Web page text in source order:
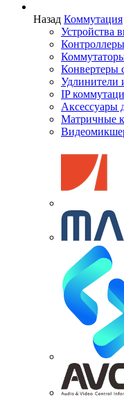
Назад Коммутация
Устройства
Конвертеры
Удлинители
IP
Аксессуары
Матричные